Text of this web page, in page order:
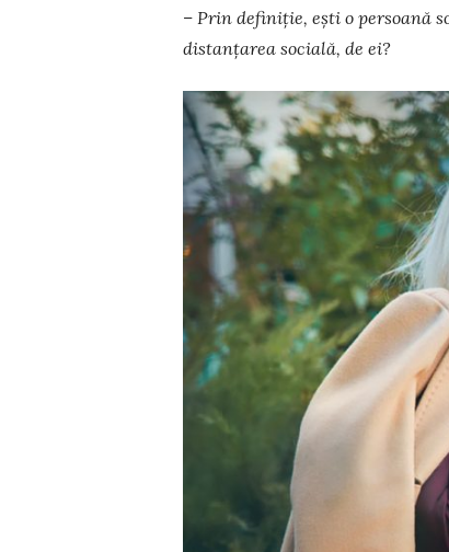
– Prin definiție, ești o persoană
distanțarea socială, de ei?